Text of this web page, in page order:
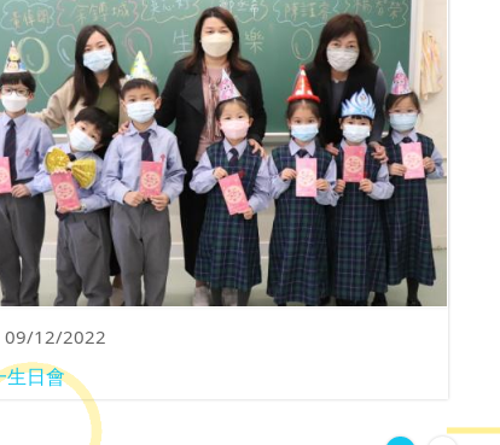
09/12/2022
生日會